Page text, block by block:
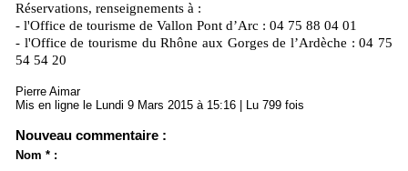
Réservations, renseignements à :
- l'Office de tourisme de Vallon Pont d’Arc : 04 75 88 04 01
- l'Office de tourisme du Rhône aux Gorges de l’Ardèche : 04 75
54 54 20
Pierre Aimar
Mis en ligne le Lundi 9 Mars 2015 à 15:16 | Lu 799 fois
Nouveau commentaire :
Nom * :